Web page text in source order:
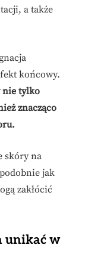
a także
końcowy.
nie tylko
znacząco
skóry na
jak
zakłócić
unikać w